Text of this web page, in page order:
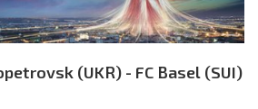
(UKR) - FC Basel (SUI)